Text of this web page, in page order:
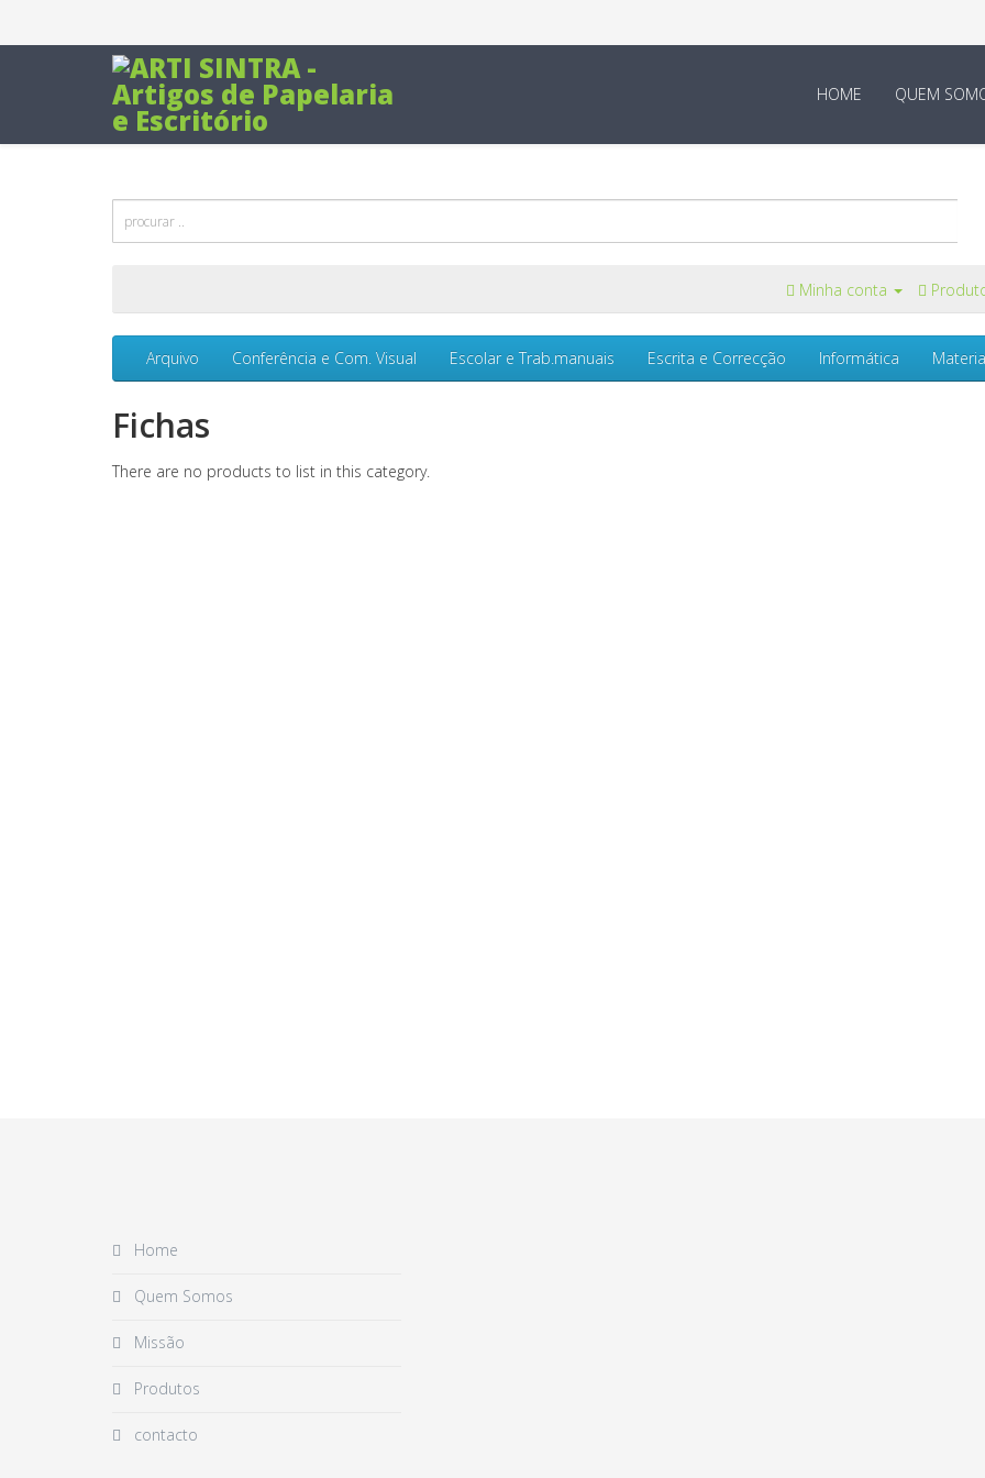
HOME QUEM
Minha conta
Arquivo Conferência e Com. Visual Escolar e Trab.manuais Escrita e Correcção Informática
Fichas
There are no products to list in this category.
Home
Quem Somos
Missão
Produtos
contacto